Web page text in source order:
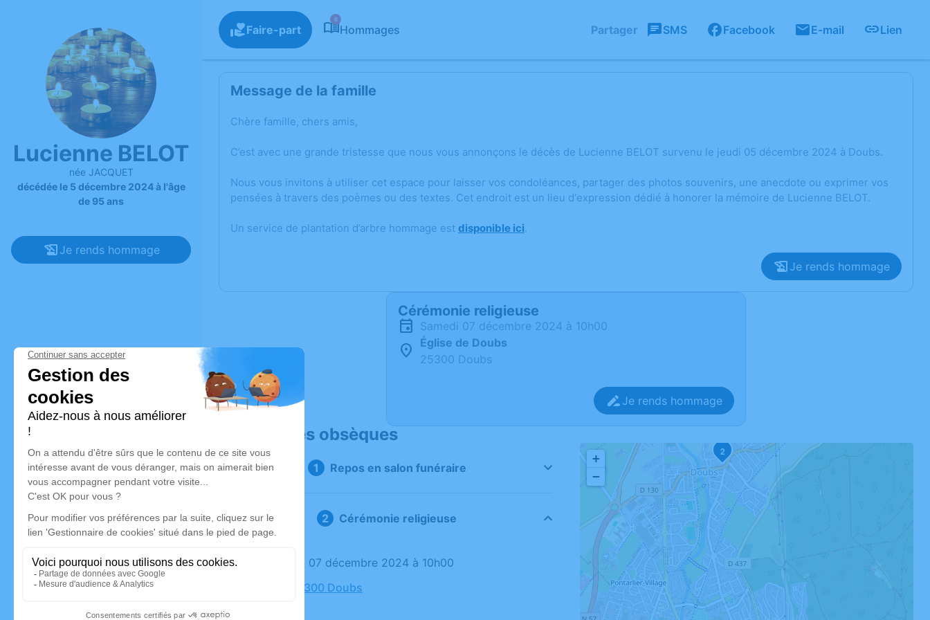
Lucienne BELOT
née JACQUET
décédée le 5 décembre 2024 à l'âge
de 95 ans
Je rends hommage
Faire-part
6
Hommages Partager SMS Facebook E-mail Lien
Message de la famille
Chère famille, chers amis,
C’est avec une grande tristesse que nous vous annonçons le décès de Lucienne BELOT survenu le jeudi 05 décembre 2024 à Doubs.
Nous vous invitons à utiliser cet espace pour laisser vos condoléances, partager des photos souvenirs, une anecdote ou exprimer vos
pensées à travers des poèmes ou des textes. Cet endroit est un lieu d'expression dédié à honorer la mémoire de Lucienne BELOT.
Un service de plantation d’arbre hommage est disponible ici.
Je rends hommage
Cérémonie religieuse
samedi 07 décembre 2024 à 10h00
Église de Doubs
25300 Doubs
Je rends hommage
Déroulé des obsèques
Repos en salon funéraire
Cérémonie religieuse
Le samedi 07 décembre 2024 à 10h00
Église, 25300 Doubs
2
+
−